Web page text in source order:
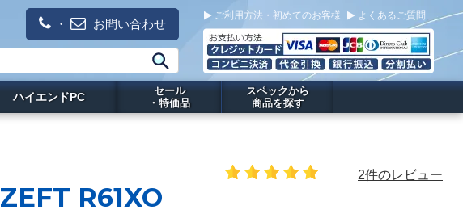
・ お問い合わせ
ご利用方法・初めてのお客様 よくあるご質問
ハイエンドPC
セール
・特価品
スペックから
商品を探す
ZEFT R61XO
2件のレビュー